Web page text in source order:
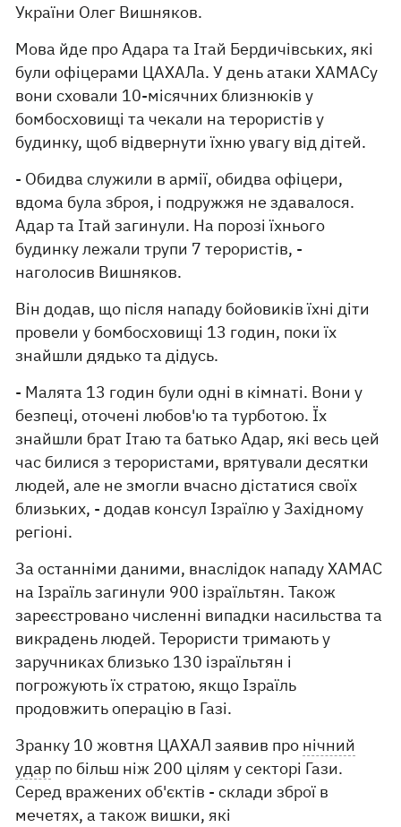
України Олег Вишняков.
Мова йде про Адара та Ітай Бердичівських, які
були офіцерами ЦАХАЛа. У день атаки ХАМАСу
вони сховали 10-місячних близнюків у
бомбосховищі та чекали на терористів у
будинку, щоб відвернути їхню увагу від дітей.
- Обидва служили в армії, обидва офіцери,
вдома була зброя, і подружжя не здавалося.
Адар та Ітай загинули. На порозі їхнього
будинку лежали трупи 7 терористів, -
наголосив Вишняков.
Він додав, що після нападу бойовиків їхні діти
провели у бомбосховищі 13 годин, поки їх
знайшли дядько та дідусь.
- Малята 13 годин були одні в кімнаті. Вони у
безпеці, оточені любов'ю та турботою. Їх
знайшли брат Ітаю та батько Адар, які весь цей
час билися з терористами, врятували десятки
людей, але не змогли вчасно дістатися своїх
близьких, - додав консул Ізраїлю у Західному
регіоні.
За останніми даними, внаслідок нападу ХАМАС
на Ізраїль загинули 900 ізраїльтян. Також
зареєстровано численні випадки насильства та
викрадень людей. Терористи тримають у
заручниках близько 130 ізраїльтян і
погрожують їх стратою, якщо Ізраїль
продовжить операцію в Газі.
Зранку 10 жовтня ЦАХАЛ заявив про нічний
удар по більш ніж 200 цілям у секторі Гази.
Серед вражених об'єктів - склади зброї в
мечетях, а також вишки, які